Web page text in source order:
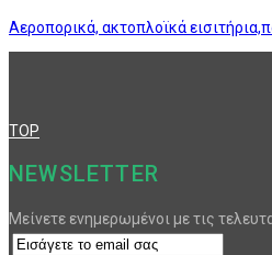
Αεροπορικά, ακτοπλοϊκά
TOP
NEWSLETTER
Μείνετε ενημερωμένοι με τις